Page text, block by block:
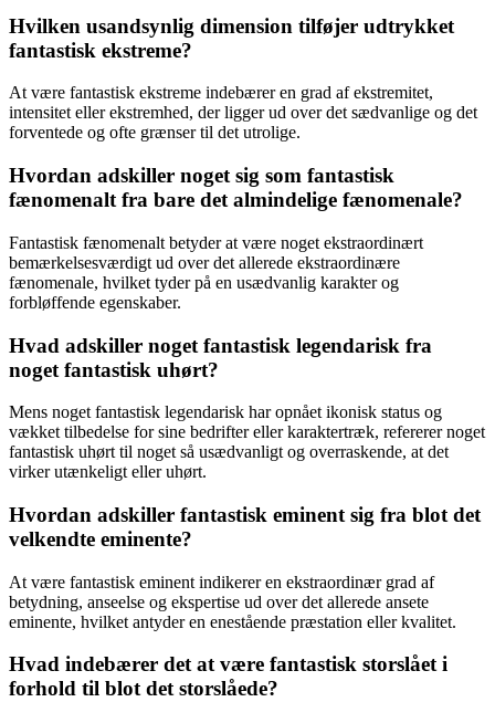
Hvilken usandsynlig dimension tilføjer udtrykket
fantastisk ekstreme?
At være fantastisk ekstreme indebærer en grad af ekstremitet,
intensitet eller ekstremhed, der ligger ud over det sædvanlige og det
forventede og ofte grænser til det utrolige.
Hvordan adskiller noget sig som fantastisk
fænomenalt fra bare det almindelige fænomenale?
Fantastisk fænomenalt betyder at være noget ekstraordinært
bemærkelsesværdigt ud over det allerede ekstraordinære
fænomenale, hvilket tyder på en usædvanlig karakter og
forbløffende egenskaber.
Hvad adskiller noget fantastisk legendarisk fra
noget fantastisk uhørt?
Mens noget fantastisk legendarisk har opnået ikonisk status og
vækket tilbedelse for sine bedrifter eller karaktertræk, refererer noget
fantastisk uhørt til noget så usædvanligt og overraskende, at det
virker utænkeligt eller uhørt.
Hvordan adskiller fantastisk eminent sig fra blot det
velkendte eminente?
At være fantastisk eminent indikerer en ekstraordinær grad af
betydning, anseelse og ekspertise ud over det allerede ansete
eminente, hvilket antyder en enestående præstation eller kvalitet.
Hvad indebærer det at være fantastisk storslået i
forhold til blot det storslåede?